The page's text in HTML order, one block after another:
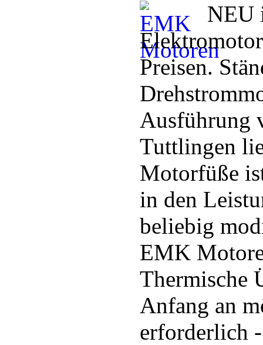
NEU
Preisen.
Ausführung
Tuttlingen
Motorfüße
in den
beliebig
EMK
Thermische
Anfang an
erforderlich